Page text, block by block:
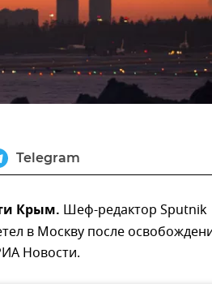
Telegram
Крым. Шеф-редактор Sputnik
в Москву после
Новости.